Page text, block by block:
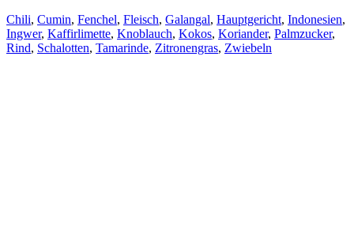
Chili, Cumin, Fenchel, Fleisch, Galangal, Hauptgericht, Indonesien,
Ingwer, Kaffirlimette, Knoblauch, Kokos, Koriander, Palmzucker,
Rind, Schalotten, Tamarinde, Zitronengras, Zwiebeln